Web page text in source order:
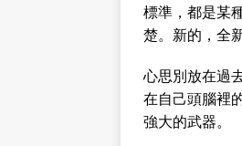
標準，都是某
楚。新的，全
心思別放在過
在自己頭腦裡
強大的武器。